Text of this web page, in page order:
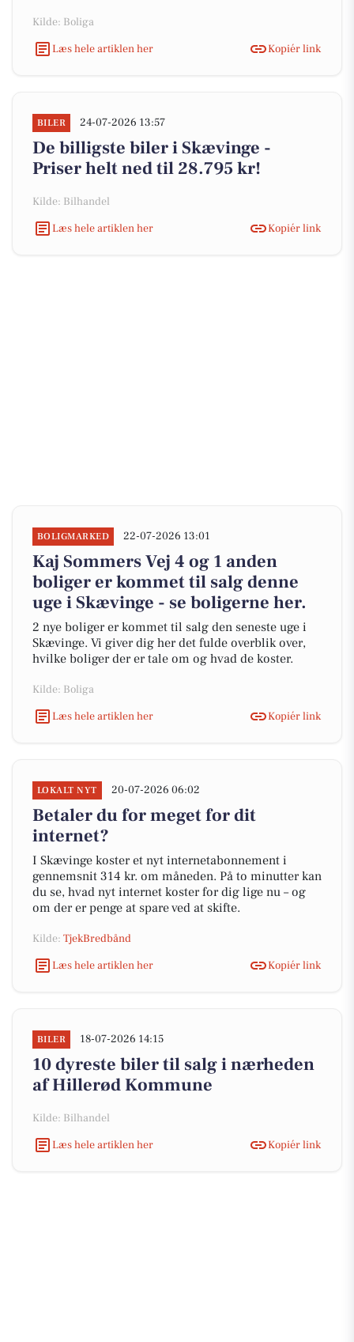
Kilde: Boliga
Læs hele artiklen her
Kopiér link
BILER 24-07-2026 13:57
De billigste biler i Skævinge -
Priser helt ned til 28.795 kr!
Kilde: Bilhandel
Læs hele artiklen her
Kopiér link
BOLIGMARKED 22-07-2026 13:01
Kaj Sommers Vej 4 og 1 anden
boliger er kommet til salg denne
uge i Skævinge - se boligerne her.
2 nye boliger er kommet til salg den seneste uge i
Skævinge. Vi giver dig her det fulde overblik over,
hvilke boliger der er tale om og hvad de koster.
Kilde: Boliga
Læs hele artiklen her
Kopiér link
LOKALT NYT 20-07-2026 06:02
Betaler du for meget for dit
internet?
I Skævinge koster et nyt internetabonnement i
gennemsnit 314 kr. om måneden. På to minutter kan
du se, hvad nyt internet koster for dig lige nu – og
om der er penge at spare ved at skifte.
Kilde: TjekBredbånd
Læs hele artiklen her
Kopiér link
BILER 18-07-2026 14:15
10 dyreste biler til salg i nærheden
af Hillerød Kommune
Kilde: Bilhandel
Læs hele artiklen her
Kopiér link